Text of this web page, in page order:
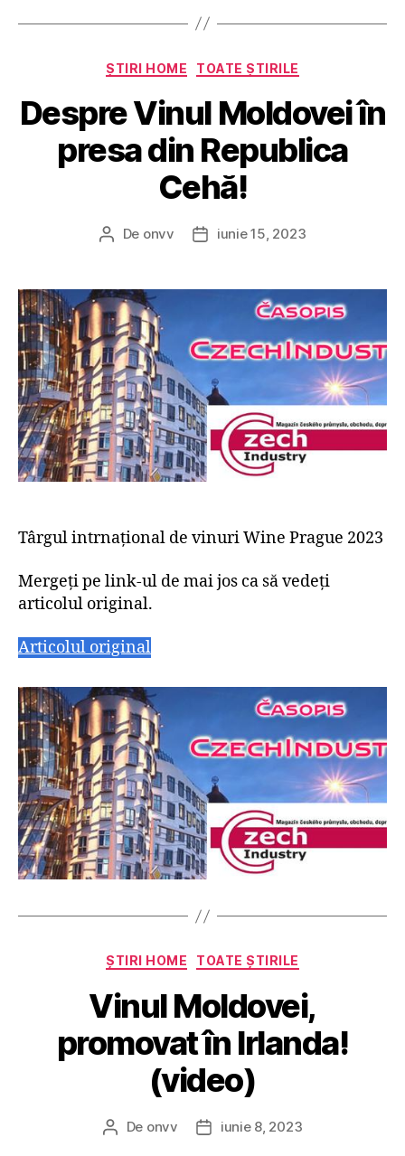
Categorii
ȘTIRI HOME TOATE ȘTIRILE
Despre Vinul Moldovei în
presa din Republica
Cehă!
Autor
De onvv
Datăiunie 15, 2023
Târgul intrnațional de vinuri Wine Prague 2023
Mergeți pe link-ul de mai jos ca să vedeți
articolul original.
Articolul original
Categorii
ȘTIRI HOME TOATE ȘTIRILE
Vinul Moldovei,
promovat în Irlanda!
(video)
Autor
De onvv
Datăiunie 8, 2023